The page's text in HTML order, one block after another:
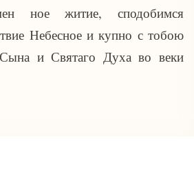
ное житие, сподобимся
Небесное и купно с тобою
и Святаго Духа во веки